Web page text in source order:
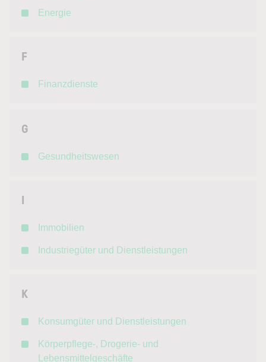
Energie
F
Finanzdienste
G
Gesundheitswesen
I
Immobilien
Industriegüter und Dienstleistungen
K
Konsumgüter und Dienstleistungen
Körperpflege-, Drogerie- und
Lebensmittelgeschäfte